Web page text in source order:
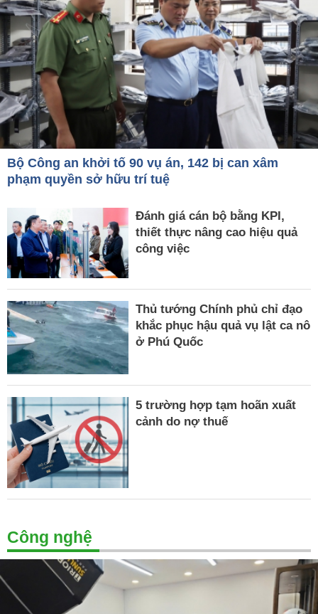
Bộ Công an khởi tố 90 vụ án, 142 bị can xâm
phạm quyền sở hữu trí tuệ
Đánh giá cán bộ bằng KPI,
thiết thực nâng cao hiệu quả
công việc
Thủ tướng Chính phủ chỉ đạo
khắc phục hậu quả vụ lật ca nô
ở Phú Quốc
5 trường hợp tạm hoãn xuất
cảnh do nợ thuế
Công nghệ